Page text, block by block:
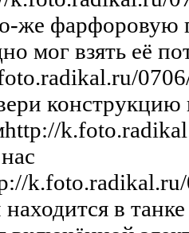
же фарфоровую
мог взять её
в